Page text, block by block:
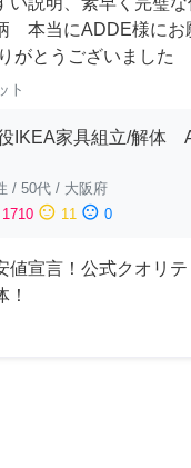
本当にADDE様にお
がとうございました
ト
IKEA家具組立/解体
/ 50代 / 大阪府
1710 sentiment_neutral 11 sentiment_dissatisfied 0
値宣言！公式クオリ
！